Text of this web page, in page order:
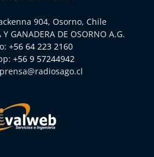
904, Osorno, Chile
Y GANADERA DE OSORNO A.G.
+56 64 223 2160
+56 9 57244942
prensa@radiosago.cl